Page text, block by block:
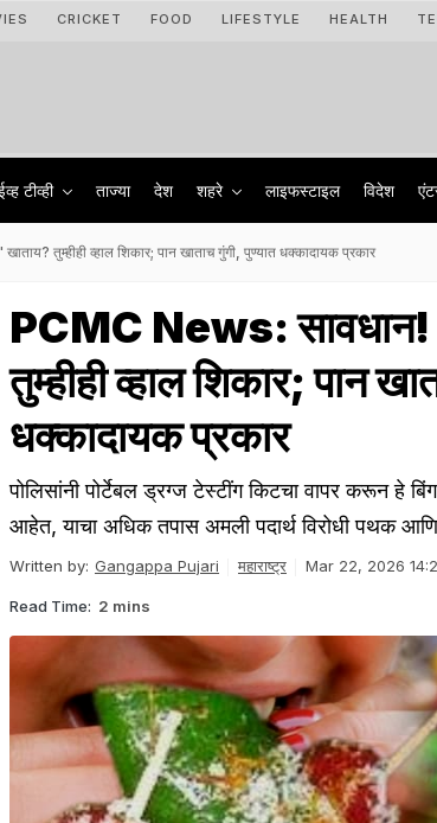
CRICKET FOOD LIFESTYLE HEALTH
टीव्ही ताज्या देश शहरे लाइफस्टाइल विदेश
तुम्हीही व्हाल शिकार; पान खाताच गुंगी, पुण्यात धक्कादायक प्रकार
PCMC News:
तुम्हीही व्हाल शिकार; पान
धक्कादायक प्रकार
पोलिसांनी पोर्टेबल ड्रग्ज टेस्टींग किटचा वापर करून हे
आहेत, याचा अधिक तपास अमली पदार्थ विरोधी पथक
Written by: Gangappa Pujari महाराष्ट्र Mar 22, 2026
Read Time: 2 mins